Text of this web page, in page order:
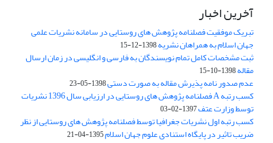
آخرین اخبار
تبریک موفقیت فصلنامه پژوهش های روستایی در سامانه نشریات علمی
جهان اسلام به همراهان نشریه1398-12-15
ثبت مشخصات کامل تمام نویسندگان به فارسی و انگلیسی در زمان ارسال
مقاله1398-10-15
عدم صدور نامه پذیرش مقاله به صورت دستی1398-05-23
کسب رتبه A فصلنامه پژوهش های روستایی در ارزیابی سال 1396 نشریات
توسط وزارت عتف1397-02-03
کسب رتبه اول نشریات جغرافیا توسط فصلنامه پژوهش های روستایی از نظر
ضریب تاثیر در پایگاه استنادی علوم جهان اسلام1395-04-21